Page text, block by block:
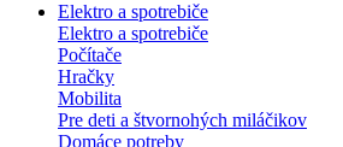
Elektro a spotrebiče
Elektro a spotrebiče
Počítače
Hračky
Mobilita
Pre deti a štvornohých miláčikov
Domáce potreby